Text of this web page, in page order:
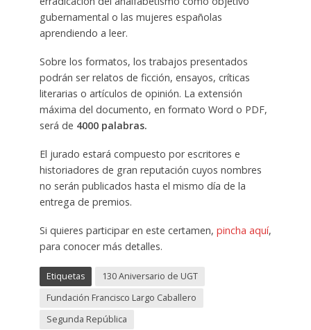
gubernamental o las mujeres españolas
aprendiendo a leer.
Sobre los formatos, los trabajos presentados
podrán ser relatos de ficción, ensayos, críticas
literarias o artículos de opinión. La extensión
máxima del documento, en formato Word o PDF,
será de 4000 palabras.
El jurado estará compuesto por escritores e
historiadores de gran reputación cuyos nombres
no serán publicados hasta el mismo día de la
entrega de premios.
Si quieres participar en este certamen, pincha aquí,
para conocer más detalles.
Etiquetas
130 Aniversario de UGT
Fundación Francisco Largo Caballero
Segunda República